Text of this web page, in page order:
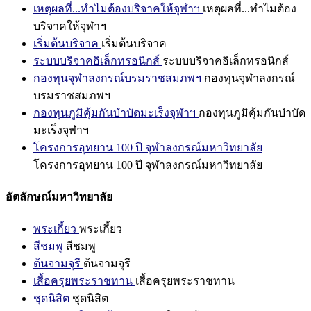
เหตุผลที่...ทำไมต้องบริจาคให้จุฬาฯ เหตุผลที่...ทำไมต้อง
บริจาคให้จุฬาฯ
เริ่มต้นบริจาค เริ่มต้นบริจาค
ระบบบริจาคอิเล็กทรอนิกส์ ระบบบริจาคอิเล็กทรอนิกส์
กองทุนจุฬาลงกรณ์บรมราชสมภพฯ กองทุนจุฬาลงกรณ์
บรมราชสมภพฯ
กองทุนภูมิคุ้มกันบำบัดมะเร็งจุฬาฯ กองทุนภูมิคุ้มกันบำบัด
มะเร็งจุฬาฯ
โครงการอุทยาน 100 ปี จุฬาลงกรณ์มหาวิทยาลัย
โครงการอุทยาน 100 ปี จุฬาลงกรณ์มหาวิทยาลัย
อัตลักษณ์มหาวิทยาลัย
พระเกี้ยว พระเกี้ยว
สีชมพู สีชมพู
ต้นจามจุรี ต้นจามจุรี
เสื้อครุยพระราชทาน เสื้อครุยพระราชทาน
ชุดนิสิต ชุดนิสิต